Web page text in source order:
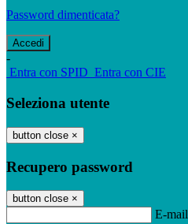
Password dimenticata?
-
Entra con SPID Entra con CIE
Seleziona utente
button close ×
Recupero password
button close ×
E-mail